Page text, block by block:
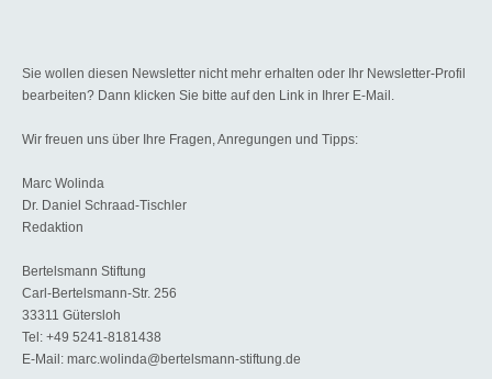
Sie wollen diesen Newsletter nicht mehr erhalten oder Ihr Newsletter-Profil
bearbeiten? Dann klicken Sie bitte auf den Link in Ihrer E-Mail.
Wir freuen uns über Ihre Fragen, Anregungen und Tipps:
Marc Wolinda
Dr. Daniel Schraad-Tischler
Redaktion
Bertelsmann Stiftung
Carl-Bertelsmann-Str. 256
33311 Gütersloh
Tel: +49 5241-8181438
E-Mail: marc.wolinda@bertelsmann-stiftung.de